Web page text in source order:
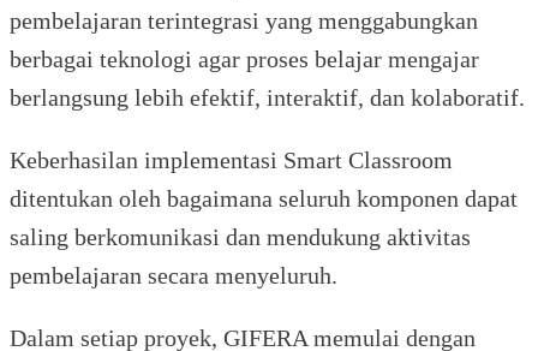
pembelajaran terintegrasi yang menggabungkan
berbagai teknologi agar proses belajar mengajar
berlangsung lebih efektif, interaktif, dan kolaboratif.
Keberhasilan implementasi Smart Classroom
ditentukan oleh bagaimana seluruh komponen dapat
saling berkomunikasi dan mendukung aktivitas
pembelajaran secara menyeluruh.
Dalam setiap proyek, GIFERA memulai dengan